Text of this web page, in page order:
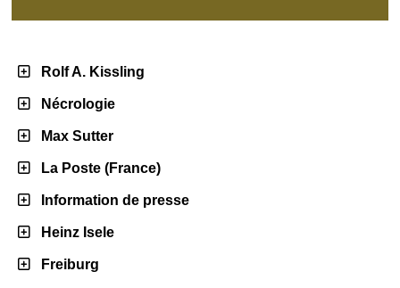
Rolf A. Kissling
Nécrologie
Max Sutter
La Poste (France)
Information de presse
Heinz Isele
Freiburg